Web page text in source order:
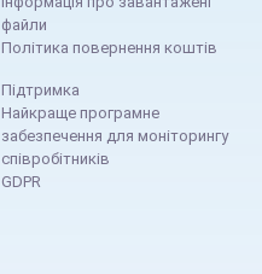
файли
Політика повернення коштів
Підтримка
Найкраще програмне
забезпечення для моніторингу
співробітників
GDPR